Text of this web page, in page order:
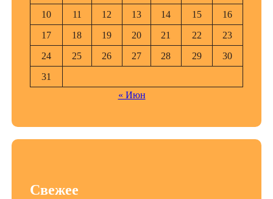
10
11 12 13 14 15
16
17
18 19 20 21 22
23
24
25 26 27 28 29
30
31
« Июн
Свежее